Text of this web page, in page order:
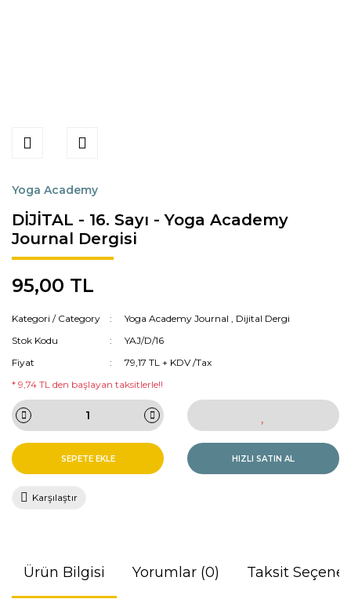
Yoga Academy
DİJİTAL - 16. Sayı - Yoga Academy
Journal Dergisi
95,00 TL
Kategori / Category Yoga Academy Journal , Dijital Dergi
Stok Kodu
YAJ/D/16
Fiyat
79,17 TL + KDV /Tax
* 9,74 TL den başlayan taksitlerle!!
SEPETE EKLE HIZLI SATIN AL
Karşılaştır
Ürün Bilgisi Yorumlar (0) Taksit